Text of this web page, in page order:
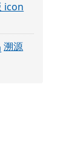
溯源